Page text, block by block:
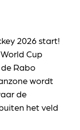
2026 start!
Cup
Rabo
wordt
de
het veld